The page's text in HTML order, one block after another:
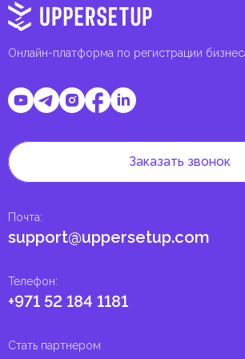
Онлайн-платформа по регистрации
Телефон:
+971 52 184 1181
Почта:
support@uppersetup.com
Заказать звонок
Стать партнером